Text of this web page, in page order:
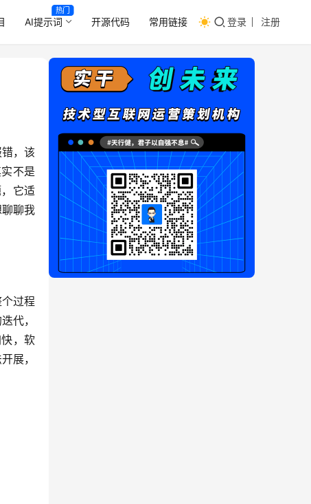
AI提示词
热门
开源代码 常用链接 登录 注册
，该
不是
它适
聊我
过程
代，
，软
展，